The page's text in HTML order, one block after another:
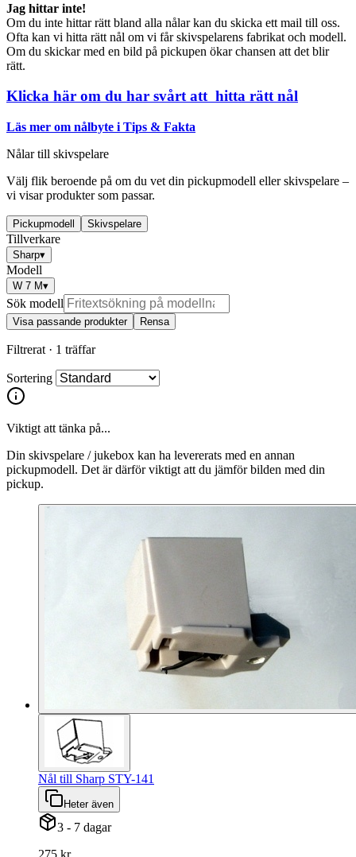
Jag hittar inte!
Om du inte hittar rätt bland alla nålar kan du skicka ett mail till oss.
Ofta kan vi hitta rätt nål om vi får skivspelarens fabrikat och modell.
Om du skickar med en bild på pickupen ökar chansen att det blir
rätt.
Klicka här om du har svårt att hitta rätt nål
Läs mer om nålbyte i Tips & Fakta
Nålar till skivspelare
Välj flik beroende på om du vet din pickupmodell eller skivspelare –
vi visar produkter som passar.
Pickupmodell Skivspelare
Tillverkare
Sharp▾
Modell
W 7 M▾
Sök modell
Visa passande produkter Rensa
Filtrerat · 1 träffar
Sortering
Viktigt att tänka på...
Din skivspelare / jukebox kan ha levererats med en annan
pickupmodell. Det är därför viktigt att du jämför bilden med din
pickup.
Nål till Sharp STY-141
Heter även
3 - 7 dagar
275 kr